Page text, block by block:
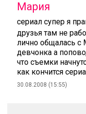
Мария
сериал супер я
друзья там не
лично общалась с
девчонка а
что съемки
как кончится
30.08.2008 (15:55)